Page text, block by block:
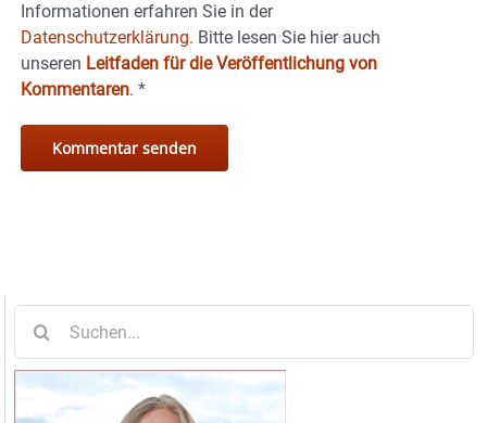
Informationen erfahren Sie in der
Datenschutzerklärung. Bitte lesen Sie hier auch
unseren Leitfaden für die Veröffentlichung von
Kommentaren. *
nach: